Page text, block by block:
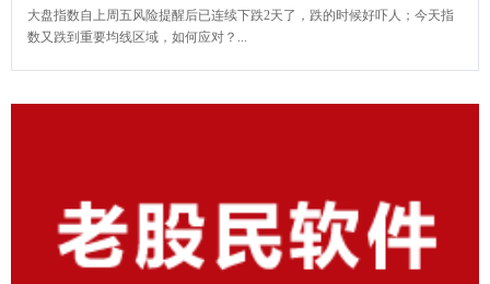
大盘指数自上周五风险提醒后已连续下跌2天了，跌的时候好吓人；今天指
数又跌到重要均线区域，如何应对？...